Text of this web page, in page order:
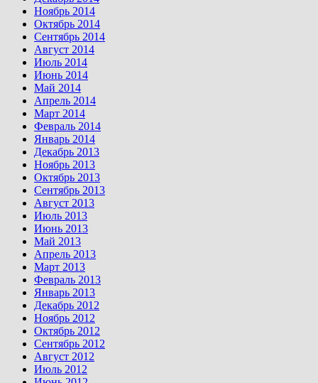
Ноябрь 2014
Октябрь 2014
Сентябрь 2014
Август 2014
Июль 2014
Июнь 2014
Май 2014
Апрель 2014
Март 2014
Февраль 2014
Январь 2014
Декабрь 2013
Ноябрь 2013
Октябрь 2013
Сентябрь 2013
Август 2013
Июль 2013
Июнь 2013
Май 2013
Апрель 2013
Март 2013
Февраль 2013
Январь 2013
Декабрь 2012
Ноябрь 2012
Октябрь 2012
Сентябрь 2012
Август 2012
Июль 2012